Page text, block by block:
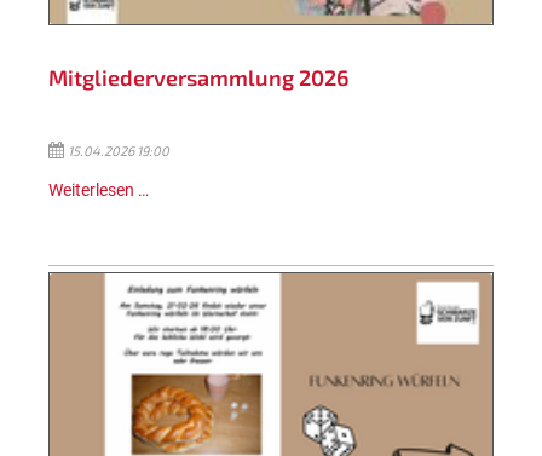
Mitgliederversammlung 2026
15.04.2026 19:00
Weiterlesen …